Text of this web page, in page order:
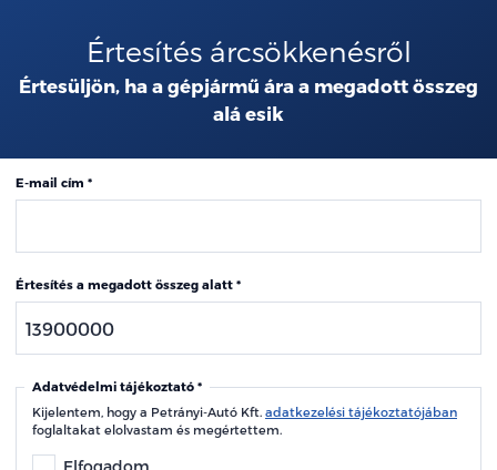
Értesítés árcsökkenésről
Értesüljön, ha a gépjármű ára a megadott összeg
alá esik
E-mail cím
Értesítés a megadott összeg alatt
Adatvédelmi tájékoztató
Kijelentem, hogy a Petrányi-Autó Kft. adatkezelési tájékoztatójában
foglaltakat elolvastam és megértettem.
Elfogadom